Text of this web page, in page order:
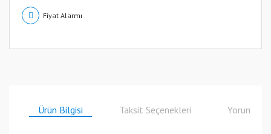
Fiyat Alarmı
Ürün Bilgisi Taksit Seçenekleri Yorumlar